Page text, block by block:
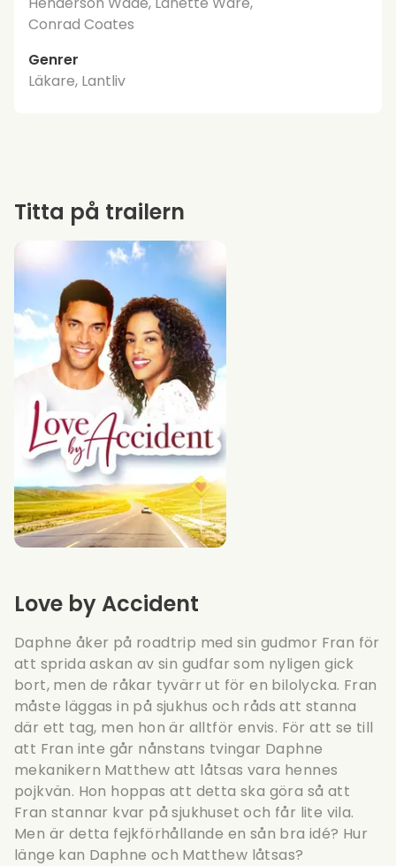
Conrad Coates
Genrer
Läkare, Lantliv
Love by Accident
Daphne åker på roadtrip med sin gudmor Fran för
att sprida askan av sin gudfar som nyligen gick
bort, men de råkar tyvärr ut för en bilolycka. Fran
måste läggas in på sjukhus och råds att stanna
där ett tag, men hon är alltför envis. För att se till
att Fran inte går nånstans tvingar Daphne
mekanikern Matthew att låtsas vara hennes
pojkvän. Hon hoppas att detta ska göra så att
Fran stannar kvar på sjukhuset och får lite vila.
Men är detta fejkförhållande en sån bra idé? Hur
länge kan Daphne och Matthew låtsas?
Titta på trailern